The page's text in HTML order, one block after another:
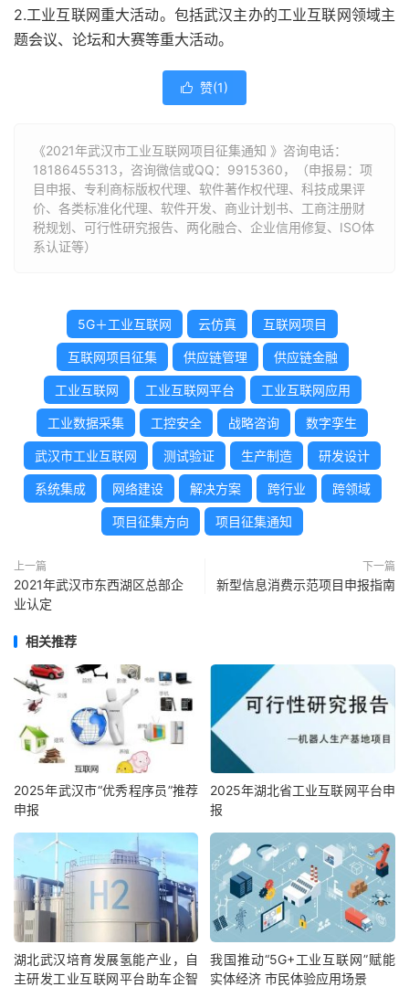
2.工业互联网重大活动。包括武汉主办的工业互联网领域主
题会议、论坛和大赛等重大活动。
 赞(1)
《2021年武汉市工业互联网项目征集通知 》咨询电话：
18186455313，咨询微信或QQ：9915360，（申报易：项
目申报、专利商标版权代理、软件著作权代理、科技成果评
价、各类标准化代理、软件开发、商业计划书、工商注册财
税规划、可行性研究报告、两化融合、企业信用修复、ISO体
系认证等）
5G＋工业互联网 云仿真 互联网项目
互联网项目征集 供应链管理 供应链金融
工业互联网 工业互联网平台 工业互联网应用
工业数据采集 工控安全 战略咨询 数字孪生
武汉市工业互联网 测试验证 生产制造 研发设计
系统集成 网络建设 解决方案 跨行业 跨领域
项目征集方向 项目征集通知
上一篇
2021年武汉市东西湖区总部企
业认定
下一篇
新型信息消费示范项目申报指南
相关推荐
2025年武汉市“优秀程序员”推荐
申报
2025年湖北省工业互联网平台申
报
湖北武汉培育发展氢能产业，自
主研发工业互联网平台助车企智
我国推动“5G+工业互联网”赋能
实体经济 市民体验应用场景